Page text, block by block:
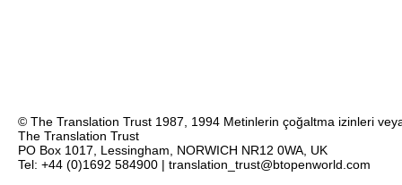
© The Translation Trust 1987, 1994 Metinlerin çoğaltma izinleri
The Translation Trust
PO Box 1017, Lessingham, NORWICH NR12 0WA, UK
Tel: +44 (0)1692 584900 | translation_trust@btopenworld.com